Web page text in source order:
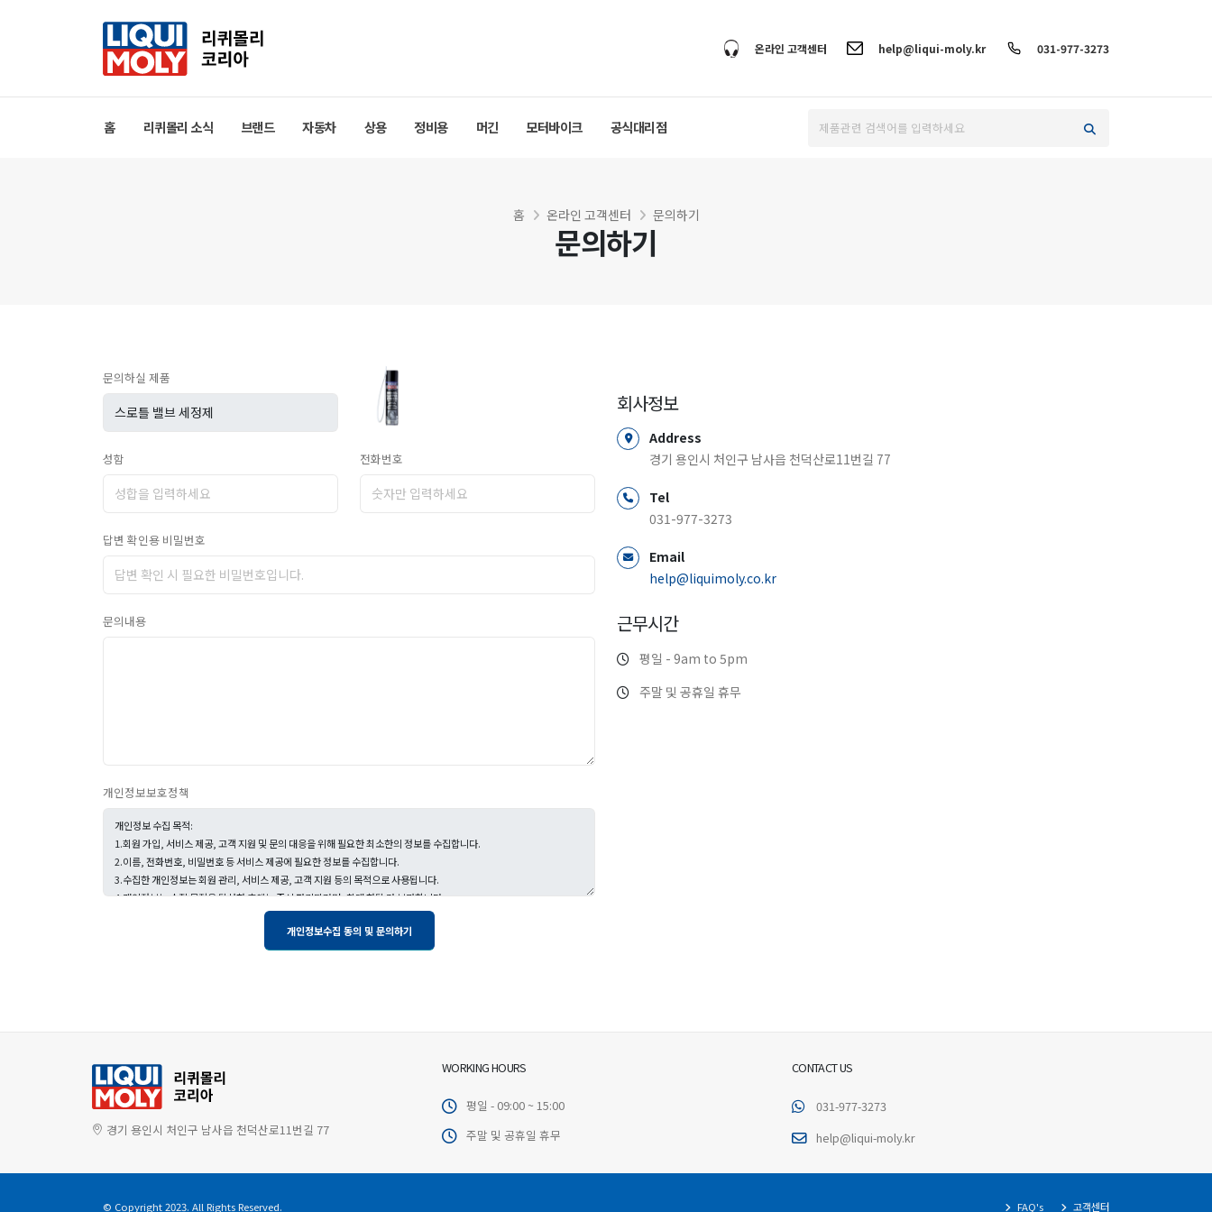
온라인 고객센터 help@liqui-moly.kr 031-977-3273
홈 리퀴몰리 소식 브랜드 자동차 상용 정비용 머긴 모터바이크 공식대리점
문의하기
홈 온라인 고객센터 문의하기
문의하실 제품
성함 전화번호
답변 확인용 비밀번호
문의내용
개인정보보호정책
회사정보
Address
경기 용인시 처인구 남사읍 천덕산로11번길 77
Tel
031-977-3273
Email
help@liquimoly.co.kr
근무시간
평일 - 9am to 5pm
주말 및 공휴일 휴무
경기 용인시 처인구 남사읍 천덕산로11번길 77
WORKING HOURS
평일 - 09:00 ~ 15:00
주말 및 공휴일 휴무
CONTACT US
031-977-3273
help@liqui-moly.kr
© Copyright 2023. All Rights Reserved. FAQ's 고객센터